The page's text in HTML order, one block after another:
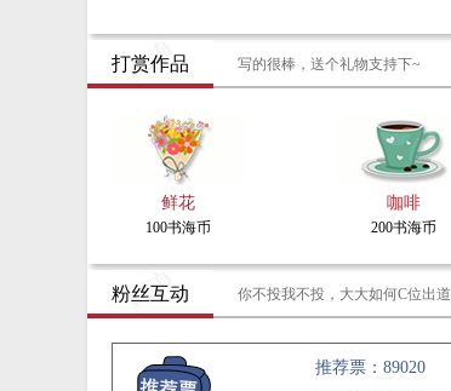
打赏作品 写的很棒，送个礼物支持下~
鲜花
100书海币
咖啡
200书海币
粉丝互动 你不投我不投，大大如何C位出道
推荐票：89020